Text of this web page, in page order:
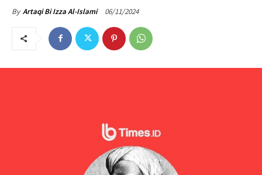
By Artaqi Bi Izza Al-Islami 06/11/2024